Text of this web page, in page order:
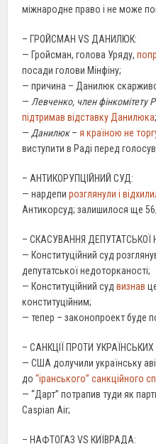
міжнародне право і не може
– ГРОЙСМАН VS ДАНИЛЮК:
— Гройсман, голова Уряду,
посади голови Мінфіну;
— причина – Данилюк
— Левченко, член фінкомітету
підтримав відставку Данилюка;
— Данилюк–я країною не
виступити в Раді перед
– АНТИКОРУПЦІЙНИЙ СУД:
— нардепирозглянули і
Антикорсуд; залишилося ще 56;
– СКАСУВАННЯ ДЕПУТАТСЬКОЇ
— Конституційний суд
депутатської недоторканості;
— Конституційний судвизнав
конституційним;
— тепер – законопроект буде
– САНКЦІЇ ПРОТИ УКРАЇНСЬКИХ
— США долучили українську
до“іранського” санкційного
— “Дарт” потрапив туди як
Caspian Air;
– НАФТОГАЗ VS КИЇВРАДА: